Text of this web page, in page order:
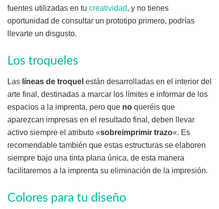
fuentes utilizadas en tu creatividad, y no tienes
oportunidad de consultar un prototipo primero, podrías
llevarte un disgusto.
Los troqueles
Las líneas de troquel están desarrolladas en el interior del
arte final, destinadas a marcar los límites e informar de los
espacios a la imprenta, pero que no queréis que
aparezcan impresas en el resultado final, deben llevar
activo siempre el atributo «sobreimprimir trazo«. Es
recomendable también que estas estructuras se elaboren
siempre bajo una tinta plana única, de esta manera
facilitaremos a la imprenta su eliminación de la impresión.
Colores para tu diseño